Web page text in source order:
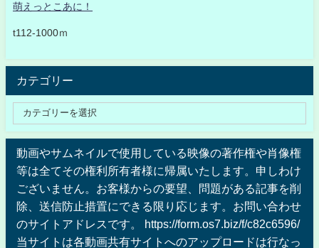
萌えっとこあに！
t112-1000ｍ
カテゴリー
動画やサムネイルで使用している映像の著作権や肖像権
等は全てその権利所有者様に帰属いたします。申しわけ
ございません。お客様からの要望、問題がある記事を削
除、送信防止措置にできる限り応じます。お問い合わせ
のサイトアドレスです。 https://form.os7.biz/f/c82c6596/
当サイトは各動画共有サイトへのアップロードは行なっ